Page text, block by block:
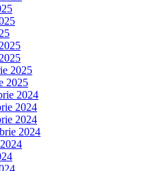
2025
2025
2024
2024
2024
2024